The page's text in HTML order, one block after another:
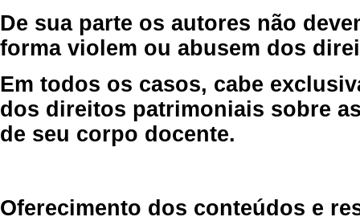
De sua parte os autores não
forma violem ou abusem dos
Em todos os casos, cabe
dos direitos patrimoniais sobre
de seu corpo docente.
Oferecimento dos conteúdos e